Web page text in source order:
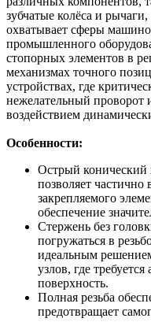
зубчатые колёса и
охватывает сферы
промышленного
стопорных элементов в
механизмах точного
устройствах, где
нежелательный проворот
воздействием
Особенности:
Острый конический
позволяет частично
закрепляемого
обеспечение
Стержень без
погружаться в
идеальным
узлов, где
поверхность.
Полная резьба
предотвращает